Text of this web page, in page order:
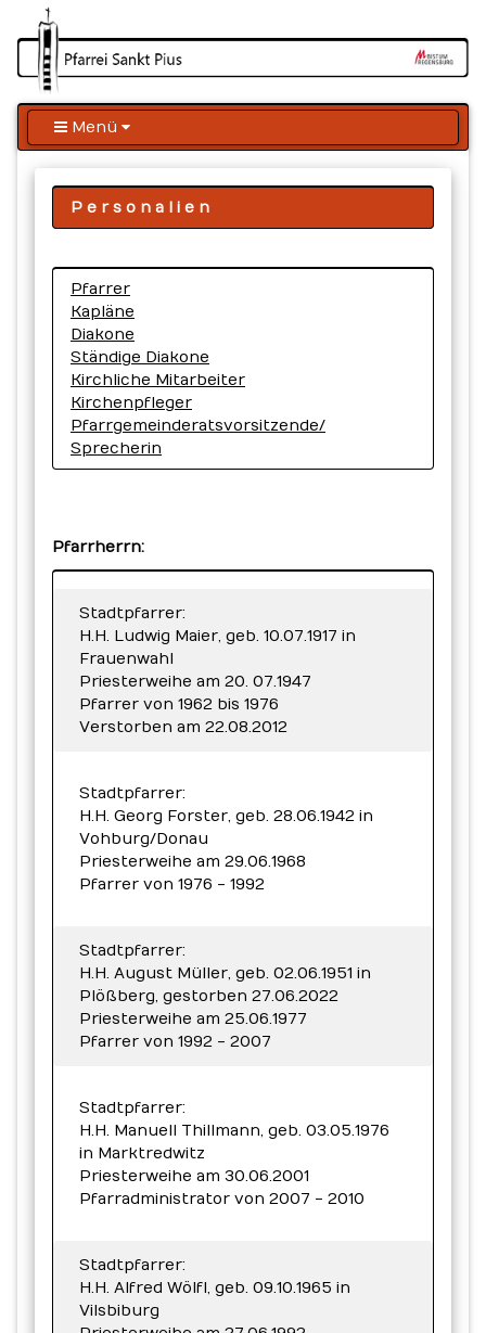
Menü
Personalien
Pfarrer
Kapläne
Diakone
Ständige Diakone
Kirchliche Mitarbeiter
Kirchenpfleger
Pfarrgemeinderatsvorsitzende/
Sprecherin
Pfarrherrn:
Stadtpfarrer:
H.H. Ludwig Maier, geb. 10.07.1917 in
Frauenwahl
Priesterweihe am 20. 07.1947
Pfarrer von 1962 bis 1976
Verstorben am 22.08.2012
Stadtpfarrer:
H.H. Georg Forster, geb. 28.06.1942 in
Vohburg/Donau
Priesterweihe am 29.06.1968
Pfarrer von 1976 - 1992
Stadtpfarrer:
H.H. August Müller, geb. 02.06.1951 in
Plößberg, gestorben 27.06.2022
Priesterweihe am 25.06.1977
Pfarrer von 1992 - 2007
Stadtpfarrer:
H.H. Manuell Thillmann, geb. 03.05.1976
in Marktredwitz
Priesterweihe am 30.06.2001
Pfarradministrator von 2007 - 2010
Stadtpfarrer:
H.H. Alfred Wölfl, geb. 09.10.1965 in
Vilsbiburg